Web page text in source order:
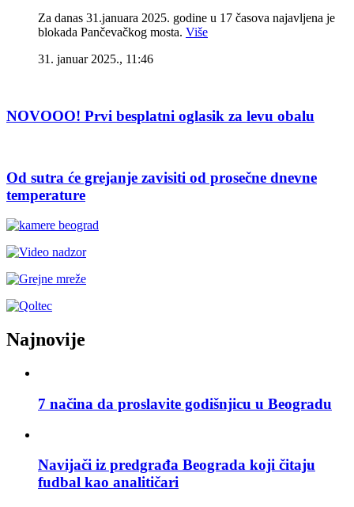
Za danas 31.januara 2025. godine u 17 časova najavljena je
blokada Pančevačkog mosta. Više
31. januar 2025., 11:46
NOVOOO! Prvi besplatni oglasik za levu obalu
Od sutra će grejanje zavisiti od prosečne dnevne
temperature
Najnovije
7 načina da proslavite godišnjicu u Beogradu
Navijači iz predgrađa Beograda koji čitaju
fudbal kao analitičari